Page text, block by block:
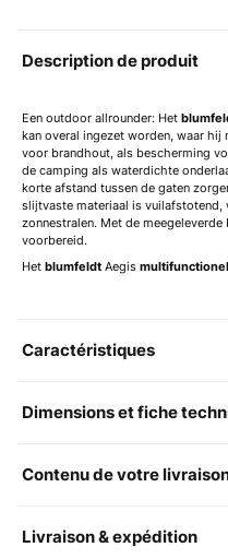
Description de produit
Een outdoor allrounder: Het
kan overal ingezet worden, waar
voor brandhout, als bescherming
de camping als waterdichte
korte afstand tussen de gaten
slijtvaste materiaal is vuilafstotend,
zonnestralen. Met de
voorbereid.
Het blumfeldt Aegis
Caractéristiques
Dimensions et fiche
Contenu de votre
Livraison & expédition